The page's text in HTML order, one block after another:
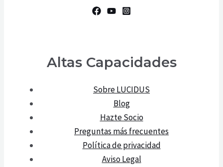
Altas Capacidades
Sobre LUCIDUS
Blog
Hazte Socio
Preguntas más frecuentes
Política de privacidad
Aviso Legal